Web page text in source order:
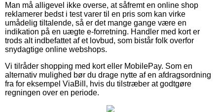
Man må alligevel ikke overse, at såfremt en online shop
reklamerer bedst i test varer til en pris som kan virke
umådelig tiltalende, så er det mange gange være en
indikation på en uægte e-forretning. Handler med kort er
trods alt indbefattet af et lovbud, som bistår folk overfor
snydagtige online webshops.
Vi tilråder shopping med kort eller MobilePay. Som en
alternativ mulighed bør du drage nytte af en afdragsordning
fra for eksempel ViaBill, hvis du tilstræber at godtgøre
regningen over en periode.